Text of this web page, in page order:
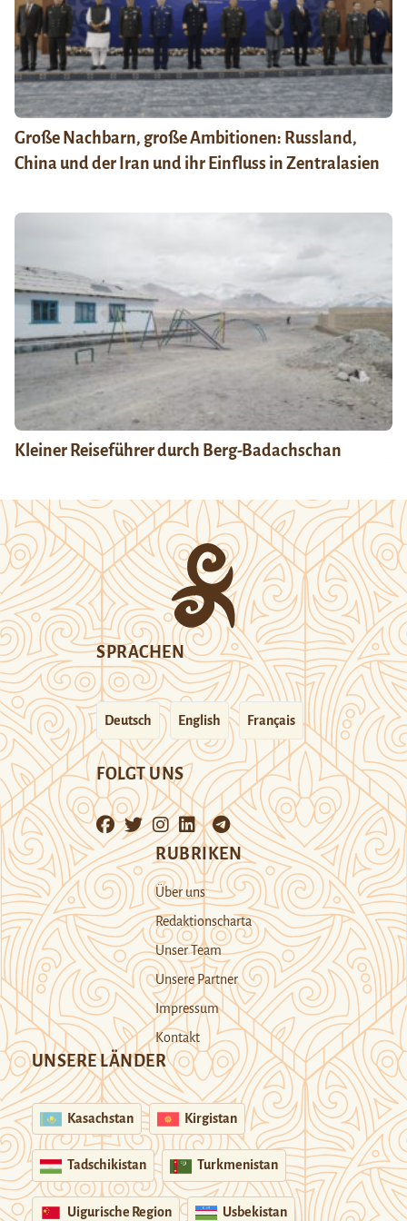
Große Nachbarn, große Ambitionen: Russland,
China und der Iran und ihr Einfluss in Zentralasien
Kleiner Reiseführer durch Berg-Badachschan
SPRACHEN
Deutsch English Français
FOLGT UNS
RUBRIKEN
Über uns
Redaktionscharta
Unser Team
Unsere Partner
Impressum
Kontakt
UNSERE LÄNDER
Kasachstan Kirgistan
Tadschikistan Turkmenistan
Uigurische Region Usbekistan